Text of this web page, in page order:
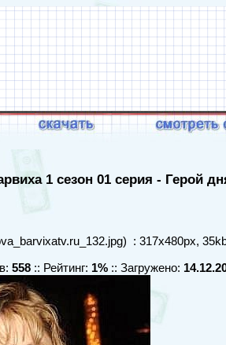
1 сезон 01 серия - Герой
: 317x480px,
558:: Рейтинг: 1%:: Загружено: